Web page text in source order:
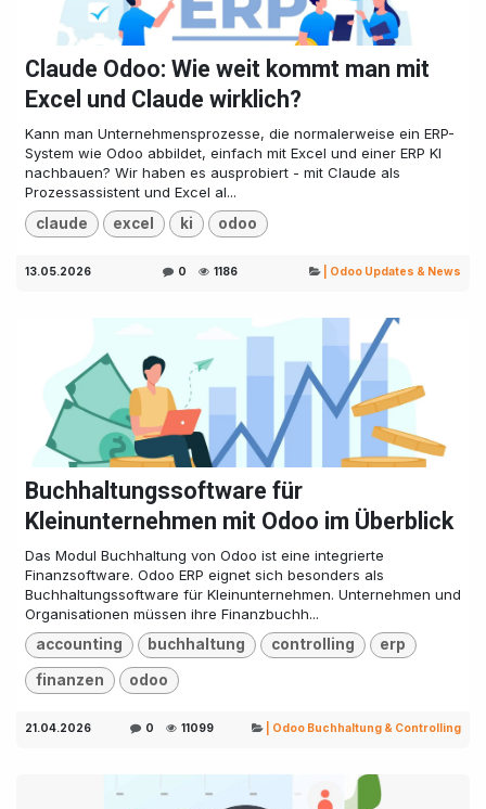
Claude Odoo: Wie weit kommt man mit
Excel und Claude wirklich?
Kann man Unternehmensprozesse, die normalerweise ein ERP-
System wie Odoo abbildet, einfach mit Excel und einer ERP KI
nachbauen? Wir haben es ausprobiert - mit Claude als
Prozessassistent und Excel al...
claude
excel ki odoo
13.05.2026 0 1186 | Odoo Updates & News
Buchhaltungssoftware für
Kleinunternehmen mit Odoo im Überblick
Das Modul Buchhaltung von Odoo ist eine integrierte
Finanzsoftware. Odoo ERP eignet sich besonders als
Buchhaltungssoftware für Kleinunternehmen. Unternehmen und
Organisationen müssen ihre Finanzbuchh...
accounting
buchhaltung controlling erp
finanzen odoo
21.04.2026 0 11099 | Odoo Buchhaltung & Controlling